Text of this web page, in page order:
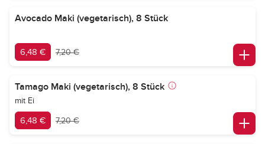
Avocado Maki (vegetarisch), 8 Stück
6,48 € 7,20 €
Tamago Maki (vegetarisch), 8 Stück
mit Ei
6,48 € 7,20 €